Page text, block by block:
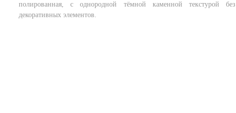
полированная, с однородной тёмной каменной текстурой без
декоративных элементов.